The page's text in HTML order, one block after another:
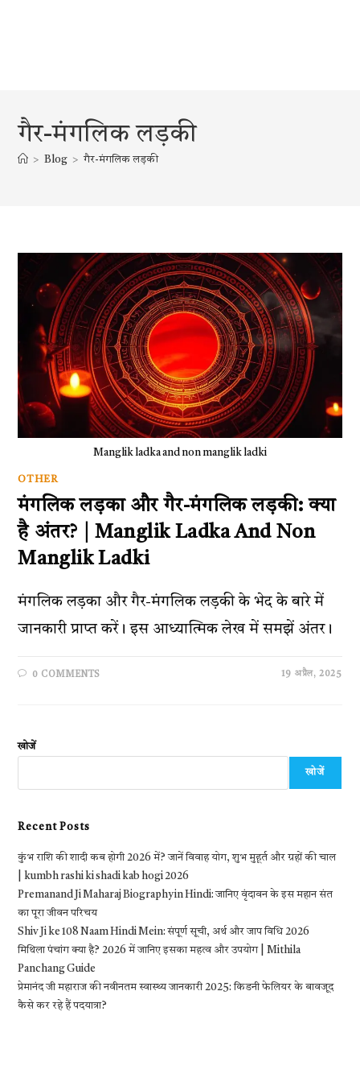
गैर-मंगलिक लड़की
> Blog > गैर-मंगलिक लड़की
Manglik ladka and non manglik ladki
OTHER
मंगलिक लड़का और गैर-मंगलिक लड़की: क्या
है अंतर? | Manglik Ladka And Non
Manglik Ladki
मंगलिक लड़का और गैर-मंगलिक लड़की के भेद के बारे में
जानकारी प्राप्त करें। इस आध्यात्मिक लेख में समझें अंतर।
0 COMMENTS 19 अप्रैल, 2025
खोजें
खोजें
Recent Posts
कुंभ राशि की शादी कब होगी 2026 में? जानें विवाह योग, शुभ मुहूर्त और ग्रहों की चाल
| kumbh rashi ki shadi kab hogi 2026
Premanand Ji Maharaj Biography in Hindi: जानिए वृंदावन के इस महान संत
का पूरा जीवन परिचय
Shiv Ji ke 108 Naam Hindi Mein: संपूर्ण सूची, अर्थ और जाप विधि 2026
मिथिला पंचांग क्या है? 2026 में जानिए इसका महत्व और उपयोग | Mithila
Panchang Guide
प्रेमानंद जी महाराज की नवीनतम स्वास्थ्य जानकारी 2025: किडनी फेलियर के बावजूद
कैसे कर रहे हैं पदयात्रा?